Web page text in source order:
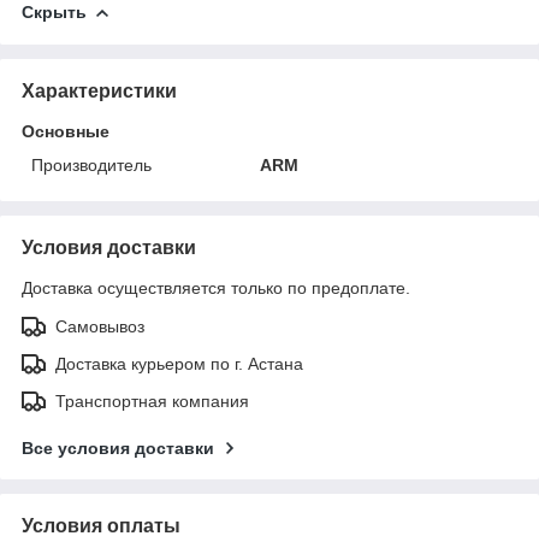
Скрыть
Характеристики
Основные
Производитель
ARM
Условия доставки
Доставка осуществляется только по предоплате.
Самовывоз
Доставка курьером по г. Астана
Транспортная компания
Все условия доставки
Условия оплаты